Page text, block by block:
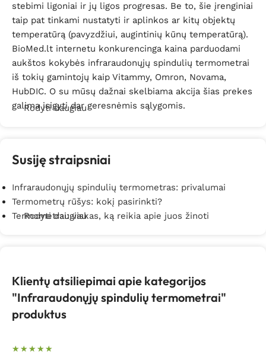
stebimi ligoniai ir jų ligos progresas. Be to, šie įrenginiai
taip pat tinkami nustatyti ir aplinkos ar kitų objektų
temperatūrą (pavyzdžiui, augintinių kūnų temperatūrą).
BioMed.lt internetu konkurencinga kaina parduodami
aukštos kokybės infraraudonųjų spindulių termometrai
iš tokių gamintojų kaip Vitammy, Omron, Novama,
HubDIC. O su mūsų dažnai skelbiama akcija šias prekes
galima įsigyti dar geresnėmis sąlygomis.
Rodyti daugiau
Susiję straipsniai
Infraraudonųjų spindulių termometras: privalumai
Termometrų rūšys: kokį pasirinkti?
Termometrai: viskas, ką reikia apie juos žinoti
Rodyti daugiau
Klientų atsiliepimai apie kategorijos
"Infraraudonųjų spindulių termometrai"
produktus